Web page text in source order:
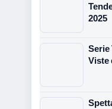
2025
Serie
Viste